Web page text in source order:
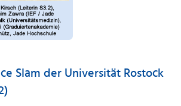
Slam der Universität Rostock